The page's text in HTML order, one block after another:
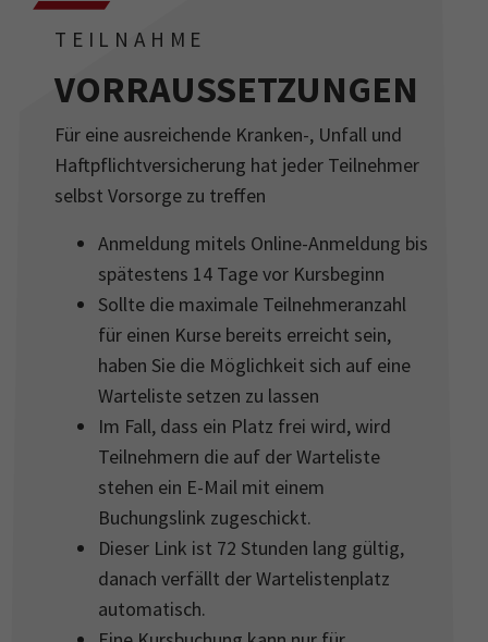
TEILNAHME
VORRAUSSETZUNGEN
Für eine ausreichende Kranken-, Unfall und
Haftpflichtversicherung hat jeder Teilnehmer
selbst Vorsorge zu treffen
Anmeldung mitels Online-Anmeldung bis
spätestens 14 Tage vor Kursbeginn
Sollte die maximale Teilnehmeranzahl
für einen Kurse bereits erreicht sein,
haben Sie die Möglichkeit sich auf eine
Warteliste setzen zu lassen
Im Fall, dass ein Platz frei wird, wird
Teilnehmern die auf der Warteliste
stehen ein E-Mail mit einem
Buchungslink zugeschickt.
Dieser Link ist 72 Stunden lang gültig,
danach verfällt der Wartelistenplatz
automatisch.